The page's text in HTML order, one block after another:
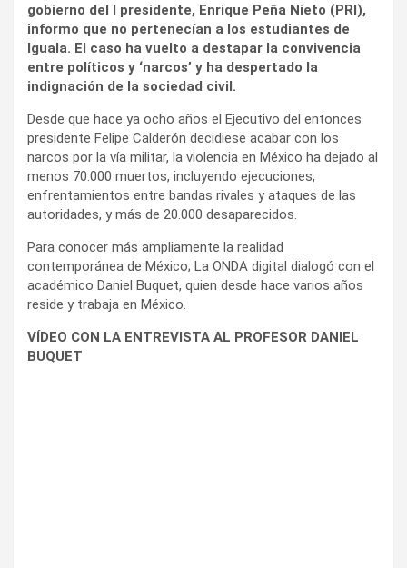
gobierno del l presidente, Enrique Peña Nieto (PRI),
informo que no pertenecían a los estudiantes de
Iguala. El caso ha vuelto a destapar la convivencia
entre políticos y ‘narcos’ y ha despertado la
indignación de la sociedad civil.
Desde que hace ya ocho años el Ejecutivo del entonces
presidente Felipe Calderón decidiese acabar con los
narcos por la vía militar, la violencia en México ha dejado al
menos 70.000 muertos, incluyendo ejecuciones,
enfrentamientos entre bandas rivales y ataques de las
autoridades, y más de 20.000 desaparecidos.
Para conocer más ampliamente la realidad
contemporánea de México; La ONDA digital dialogó con el
académico Daniel Buquet, quien desde hace varios años
reside y trabaja en México.
VÍDEO CON LA ENTREVISTA AL PROFESOR DANIEL
BUQUET